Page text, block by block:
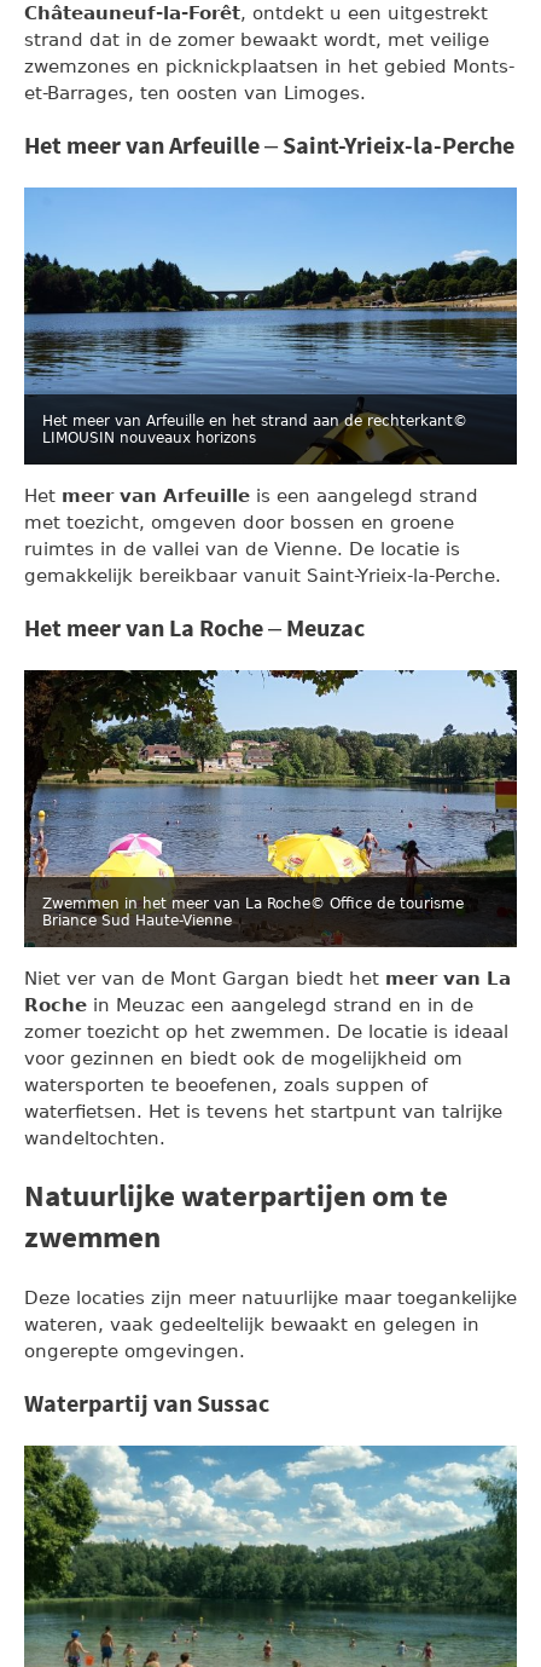
Châteauneuf-la-Forêt, ontdekt u een uitgestrekt
strand dat in de zomer bewaakt wordt, met veilige
zwemzones en picknickplaatsen in het gebied Monts-
et-Barrages, ten oosten van Limoges.
Het meer van Arfeuille – Saint-Yrieix-la-Perche
Het meer van Arfeuille en het strand aan de rechterkant©
LIMOUSIN nouveaux horizons
Het meer van Arfeuille is een aangelegd strand
met toezicht, omgeven door bossen en groene
ruimtes in de vallei van de Vienne. De locatie is
gemakkelijk bereikbaar vanuit Saint-Yrieix-la-Perche.
Het meer van La Roche – Meuzac
Zwemmen in het meer van La Roche© Office de tourisme
Briance Sud Haute-Vienne
Niet ver van de Mont Gargan biedt het meer van La
Roche in Meuzac een aangelegd strand en in de
zomer toezicht op het zwemmen. De locatie is ideaal
voor gezinnen en biedt ook de mogelijkheid om
watersporten te beoefenen, zoals suppen of
waterfietsen. Het is tevens het startpunt van talrijke
wandeltochten.
Natuurlijke waterpartijen om te
zwemmen
Deze locaties zijn meer natuurlijke maar toegankelijke
wateren, vaak gedeeltelijk bewaakt en gelegen in
ongerepte omgevingen.
Waterpartij van Sussac